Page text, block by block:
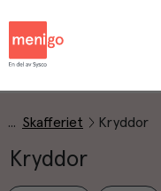
Skafferiet Kryddor
Kryddor